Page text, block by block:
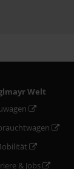
Welt
& Jobs